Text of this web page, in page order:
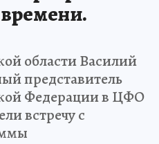
области Василий
представитель
Федерации в ЦФО
встречу с